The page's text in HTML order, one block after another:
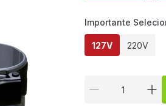
Importante
127V 220V